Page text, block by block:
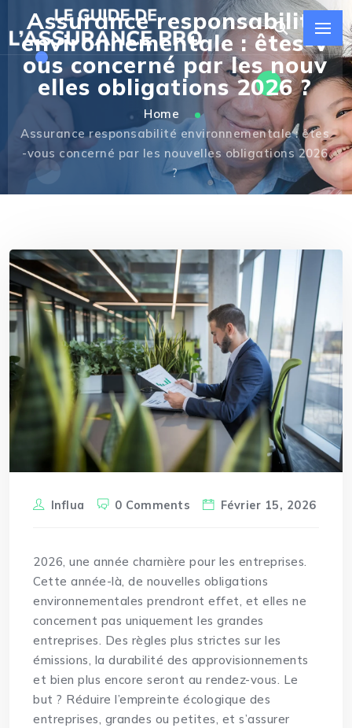
Assurance responsabilité
environnementale : êtes-v
ous concerné par les nouv
elles obligations 2026 ?
Home
Assurance responsabilité environnementale : êtes
-vous concerné par les nouvelles obligations 2026
?
Influa 0 Comments Février 15, 2026
2026, une année charnière pour les entreprises.
Cette année-là, de nouvelles obligations
environnementales prendront effet, et elles ne
concernent pas uniquement les grandes
entreprises. Des règles plus strictes sur les
émissions, la durabilité des approvisionnements
et bien plus encore seront au rendez-vous. Le
but ? Réduire l’empreinte écologique des
entreprises, grandes ou petites, et s’assurer